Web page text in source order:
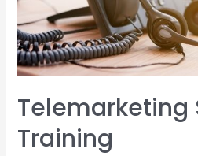
Telemarketing
Training